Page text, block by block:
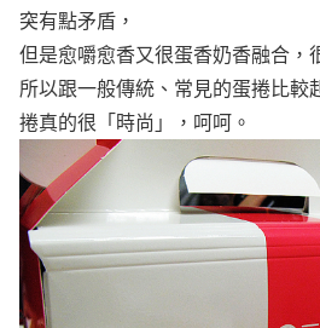
突有點矛盾，
但是愈嚼愈香又很蛋香奶香融合，
所以跟一般傳統、常見的蛋捲比較
捲真的很「時尚」，呵呵。